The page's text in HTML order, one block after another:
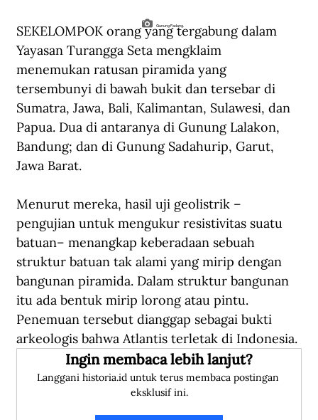
Gunung Padang.
SEKELOMPOK orang yang tergabung dalam
Yayasan Turangga Seta mengklaim
menemukan ratusan piramida yang
tersembunyi di bawah bukit dan tersebar di
Sumatra, Jawa, Bali, Kalimantan, Sulawesi, dan
Papua. Dua di antaranya di Gunung Lalakon,
Bandung; dan di Gunung Sadahurip, Garut,
Jawa Barat.
Menurut mereka, hasil uji geolistrik –
pengujian untuk mengukur resistivitas suatu
batuan– menangkap keberadaan sebuah
struktur batuan tak alami yang mirip dengan
bangunan piramida. Dalam struktur bangunan
itu ada bentuk mirip lorong atau pintu.
Penemuan tersebut dianggap sebagai bukti
arkeologis bahwa Atlantis terletak di Indonesia.
Ingin membaca lebih lanjut?
Langgani historia.id untuk terus membaca postingan
eksklusif ini.